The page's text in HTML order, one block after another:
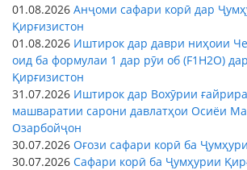
01.08.2026 Анҷоми сафари корӣ дар
Қирғизистон
01.08.2026 Иштирок дар даври ниҳоии
оид ба формулаи 1 дар рӯи об (F1H2O)
Қирғизистон
31.07.2026 Иштирок дар Вохӯрии
машваратии сарони давлатҳои Осиёи
Озарбойҷон
30.07.2026 Оғози сафари корӣ ба
30.07.2026 Сафари корӣ ба Ҷумҳурии